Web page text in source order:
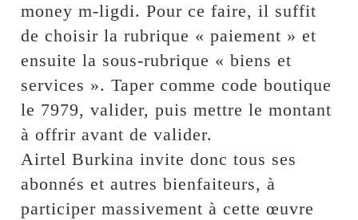
money m-ligdi. Pour ce faire, il suffit
de choisir la rubrique « paiement » et
ensuite la sous-rubrique « biens et
services ». Taper comme code boutique
le 7979, valider, puis mettre le montant
à offrir avant de valider.
Airtel Burkina invite donc tous ses
abonnés et autres bienfaiteurs, à
participer massivement à cette œuvre